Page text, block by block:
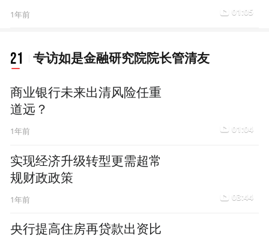
1年前 01:05
21 专访如是金融研究院院长管清友
商业银行未来出清风险任重
道远？
1年前 01:04
实现经济升级转型更需超常
规财政政策
1年前 03:44
央行提高住房再贷款出资比